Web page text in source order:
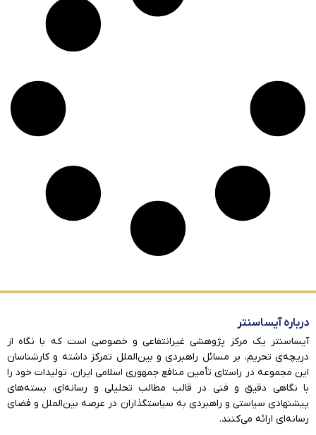
درباره آیساسنتر
آیساسنتر یک مرکز پژوهشی غیرانتفاعی و خصوصی است که با نگاه از
دریچه‌ی تحریم، بر مسائل راهبردی و بین‌الملل تمرکز داشته و کارشناسان
این مجموعه در راستای تأمین منافع جمهوری اسلامی ایران، تولیدات خود را
با نگاهی دقیق و فنی در قالب مطالب تحلیلی و رسانه‌ای، بسته‌های
پیشنهادی سیاستی و راهبردی به سیاستگذاران در عرصه بین‌الملل و فضای
رسانه‌ای ارائه می‌کنند.